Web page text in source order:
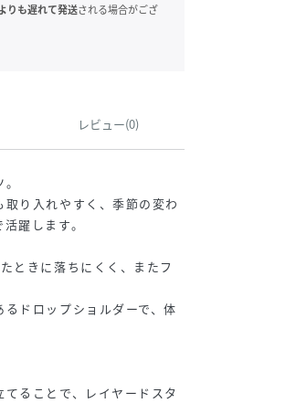
りも遅れて発送される場合がござ
レビュー(0)
り入れやすく、季節の変わ
躍します。
ときに落ちにくく、またフ
ドロップショルダーで、体
ることで、レイヤードスタ